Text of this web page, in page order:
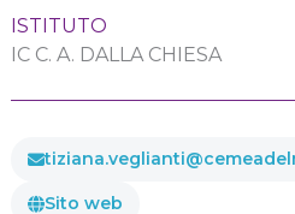
ISTITUTO
IC C. A. DALLA CHIESA
Sito web